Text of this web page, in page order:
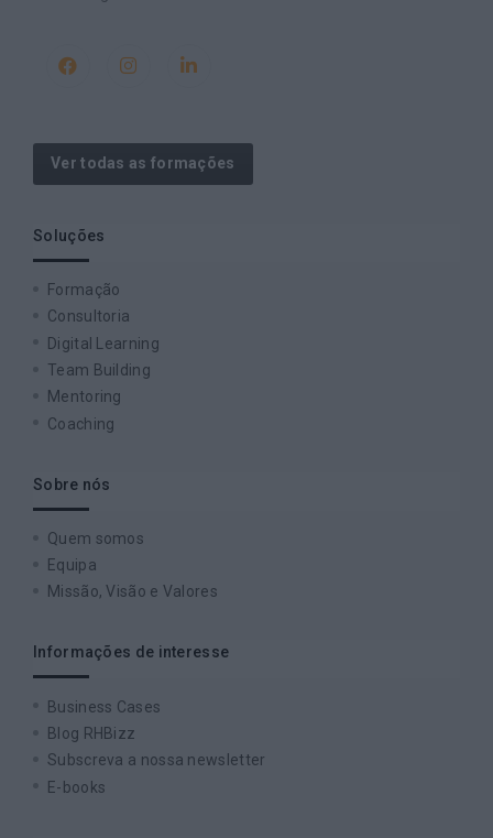
Ver todas as formações
Soluções
Formação
Consultoria
Digital Learning
Team Building
Mentoring
Coaching
Sobre nós
Quem somos
Equipa
Missão, Visão e Valores
Informações de interesse
Business Cases
Blog RHBizz
Subscreva a nossa newsletter
E-books